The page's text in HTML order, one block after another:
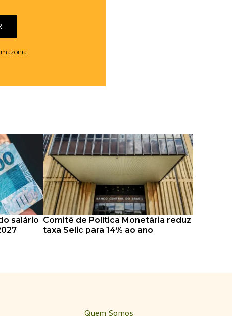
salário Comitê de Política Monetária reduz
taxa Selic para 14% ao ano
Quem Somos